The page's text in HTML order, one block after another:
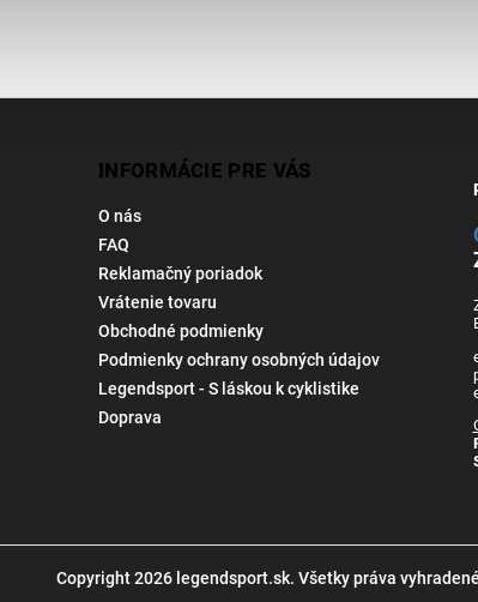
INFORMÁCIE PRE VÁS
O nás
FAQ
Reklamačný poriadok
Vrátenie tovaru
Obchodné podmienky
Podmienky ochrany osobných údajov
Legendsport - S láskou k cyklistike
Doprava
Copyright 2026 legendsport.sk. Všetky práva